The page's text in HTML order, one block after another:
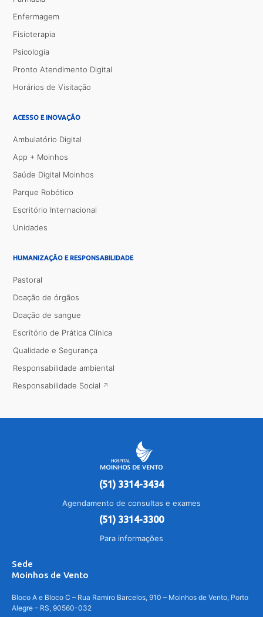
Enfermagem
Fisioterapia
Psicologia
Pronto Atendimento Digital
Horários de Visitação
ACESSO E INOVAÇÃO
Ambulatório Digital
App + Moinhos
Saúde Digital Moinhos
Parque Robótico
Escritório Internacional
Unidades
HUMANIZAÇÃO E RESPONSABILIDADE
Pastoral
Doação de órgãos
Doação de sangue
Escritório de Prática Clínica
Qualidade e Segurança
Responsabilidade ambiental
Responsabilidade Social
(51) 3314-3434
Agendamento de consultas e exames
(51) 3314-3300
Para informações
Sede
Moinhos de Vento
Bloco A e Bloco C – Rua Ramiro Barcelos, 910 – Moinhos de Vento, Porto
Alegre – RS, 90560-032